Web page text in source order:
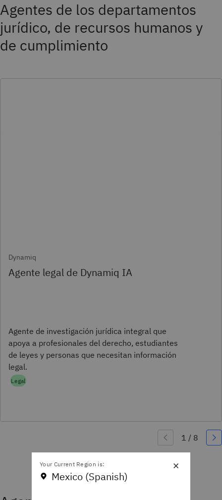
Agentes de los departamentos
jurídico, de recursos humanos y
de cumplimiento
Dynamiq
Agente legal de Dynamiq IA
Agente de investigación jurídica integral que
apoya a profesionales del derecho, estudiantes
de leyes y personas que necesitan información
legal.
Legal
×
Your Current Region is:
Mexico (Spanish)